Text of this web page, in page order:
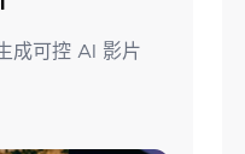
成可控 AI 影片